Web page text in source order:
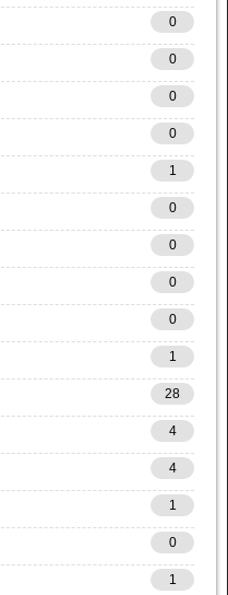
0
0
0
0
1
0
0
0
0
1
28
4
4
1
0
1